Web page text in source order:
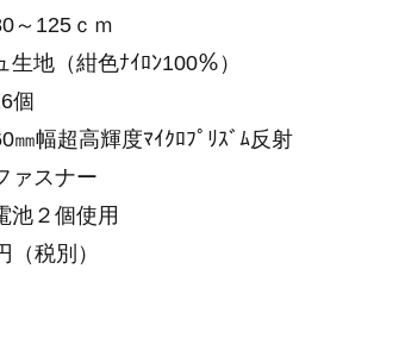
ｃｍ
地（紺色ﾅｲﾛﾝ100％）
高輝度ﾏｲｸﾛﾌﾟﾘｽﾞﾑ反射
スナー
個使用
税別）